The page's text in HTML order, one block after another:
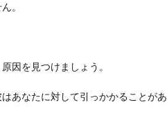
。
因を見つけましょう。
あなたに対して引っかかることがあ